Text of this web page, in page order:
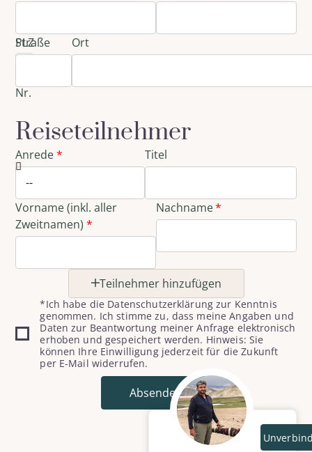
Straße
und
Nr.
PLZ Ort
Reiseteilnehmer
Anrede Titel
Vorname (inkl. aller
Zweitnamen)
Nachname
Teilnehmer hinzufügen
*Ich habe die Datenschutzerklärung zur Kenntnis
genommen. Ich stimme zu, dass meine Angaben und
Daten zur Beantwortung meiner Anfrage elektronisch
erhoben und gespeichert werden. Hinweis: Sie
können Ihre Einwilligung jederzeit für die Zukunft
per E-Mail widerrufen.
Absenden